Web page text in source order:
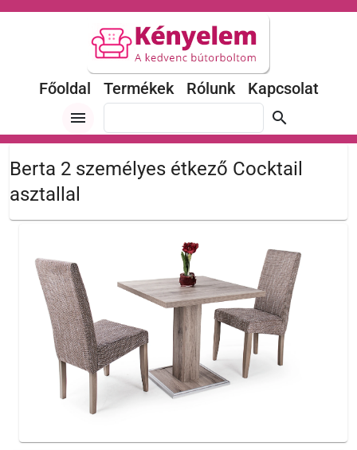
Főoldal Termékek Rólunk
Kapcsolat
menu
search
Berta 2 személyes étkező Cocktail
asztallal